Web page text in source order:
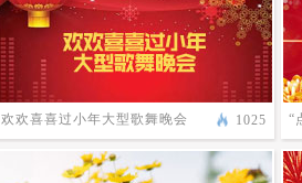
欢欢喜喜过小年大型歌舞晚会 1025
“